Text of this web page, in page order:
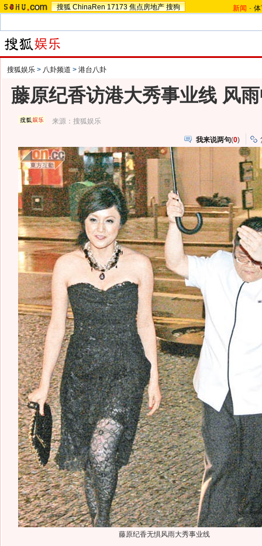
搜狐 ChinaRen 17173 焦点房地产 搜狗 新闻 -
搜狐娱乐 > 八卦频道 > 港台八卦
藤原纪香访港大秀事业线 风
来源：搜狐娱乐
我来说两句(0)
藤原纪香无惧风雨大秀事业线